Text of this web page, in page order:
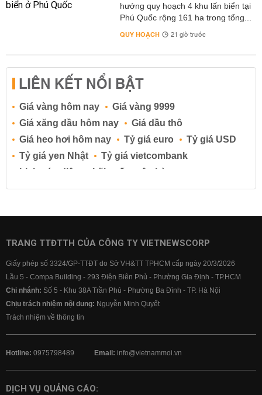
hướng quy hoạch 4 khu lấn biển tại
Phú Quốc rộng 161 ha trong tổng...
QUY HOẠCH 21 giờ trước
LIÊN KẾT NỔI BẬT
Giá vàng hôm nay
Giá vàng 9999
Giá xăng dầu hôm nay
Giá dầu thô
Giá heo hơi hôm nay
Tỷ giá euro
Tỷ giá USD
Tỷ giá yen Nhật
Tỷ giá vietcombank
Lịch cúp điện
Lãi suất ngân hàng
Lãi suất tiết kiệm
Lãi suất tiền gửi
Lãi suất ngân hàng BIDV
Lãi suất ngân hàng Vietcombank
TRANG TTĐTTH CỦA CÔNG TY VIETNEWSCORP
Giấy phép số 3324/GP-TTĐT do Sở VH&TT TPHCM cấp ngày 20/3/2026
Lầu 5 - Compa Building - 293 Điện Biên Phủ - Phường Gia Định - TP.HCM
Chi nhánh: Số 5 - Khu 38A Trần Phú - Phường Ba Đình - TP. Hà Nội
Chịu trách nhiệm nội dung: Nguyễn Minh Quyết
Trách nhiệm về thông tin
Hotline: 0975798489 Email: info@vietnammoi.vn
DỊCH VỤ QUẢNG CÁO: